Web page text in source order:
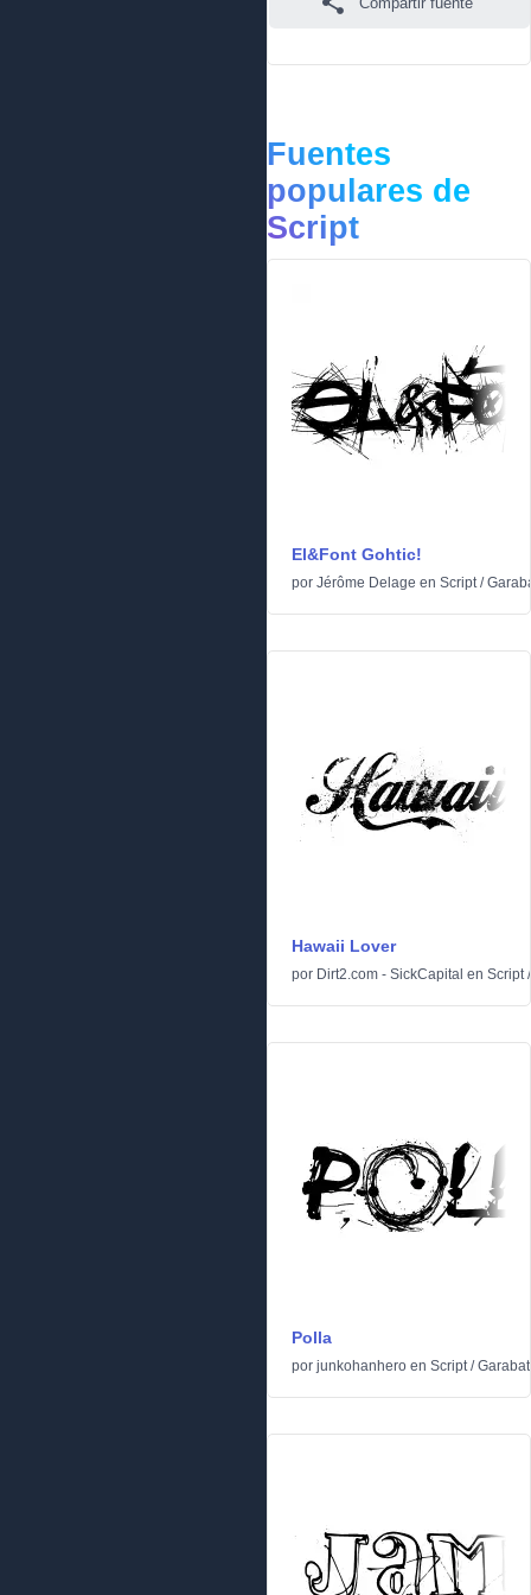
Fuentes
populares de
Script
El&Font Gohtic!
por Jérôme Delage en Script/
Hawaii Lover
por Dirt2.com - SickCapital en Script
Polla
por junkohanhero en Script/